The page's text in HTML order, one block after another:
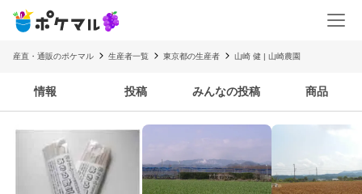
産直・通販のポケマル 生産者一覧 東京都の生産者 山崎 健 | 山崎農園
情報 投稿 みんなの投稿 商品